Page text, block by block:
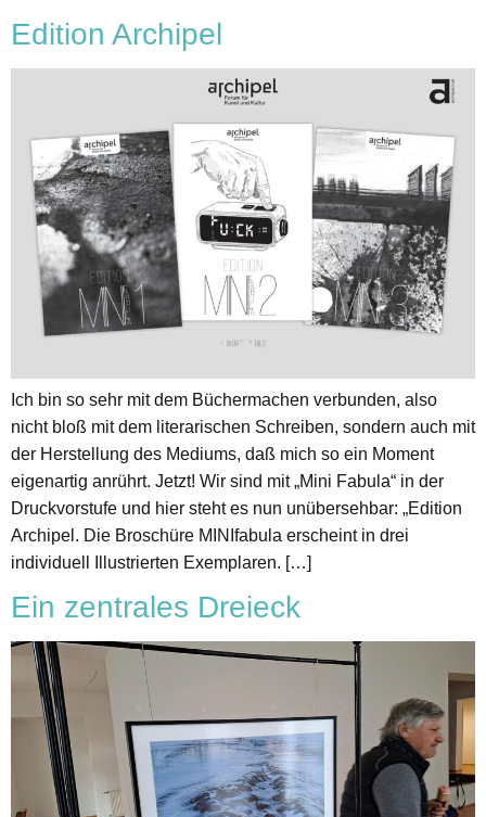
Edition Archipel
Ich bin so sehr mit dem Büchermachen verbunden, also
nicht bloß mit dem literarischen Schreiben, sondern auch mit
der Herstellung des Mediums, daß mich so ein Moment
eigenartig anrührt. Jetzt! Wir sind mit „Mini Fabula“ in der
Druckvorstufe und hier steht es nun unübersehbar: „Edition
Archipel. Die Broschüre MINIfabula erscheint in drei
individuell Illustrierten Exemplaren. […]
Ein zentrales Dreieck